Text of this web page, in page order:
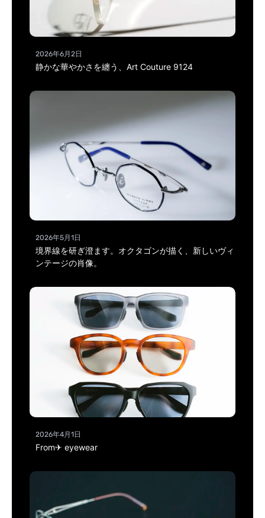
2026年6月2日
静かな華やかさを纏う、Art Couture 9124
2026年5月1日
境界線を研ぎ澄ます。オクタゴンが描く、新しいヴィ
ンテージの肖像。
2026年4月1日
From✈ eyewear